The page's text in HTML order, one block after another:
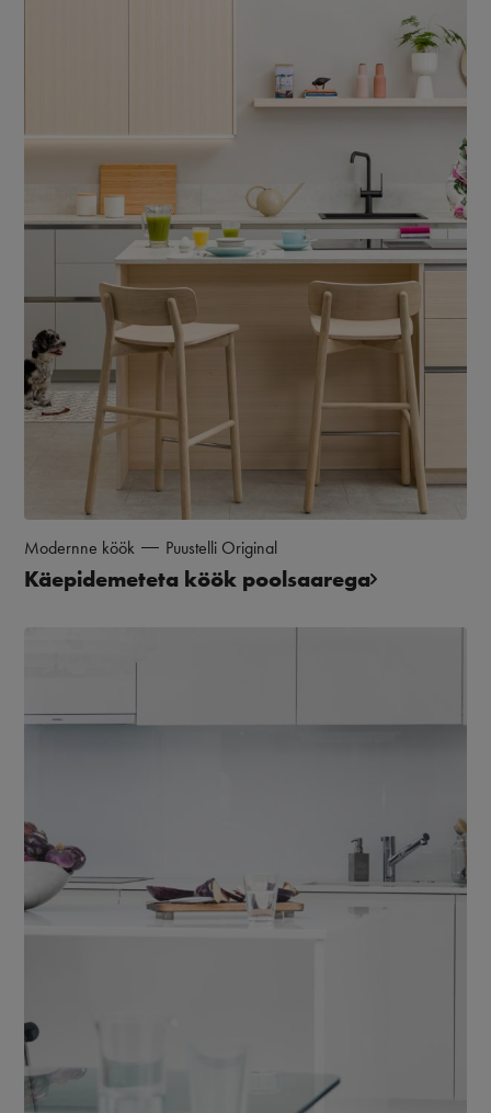
Modernne köök Puustelli Original
Käepidemeteta köök poolsaarega